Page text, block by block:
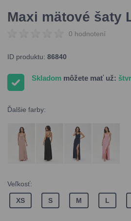
Maxi mätové šaty
0 hodnotení
ID produktu: 86840
Skladom môžete mať už:
Ďalšie farby:
Veľkosť:
XS S M L